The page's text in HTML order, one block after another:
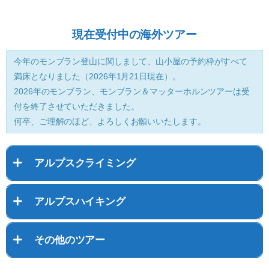
現在受付中の海外ツアー
今年のモンブラン登山に関しまして、山小屋の予約枠がすべて
満床となりました（2026年1月21日現在）。
2026年のモンブラン、モンブラン＆マッターホルンツアーは受
付を終了させていただきました。
何卒、ご理解のほど、よろしくお願いいたします。
アルプスクライミング
アルプスハイキング
その他のツアー